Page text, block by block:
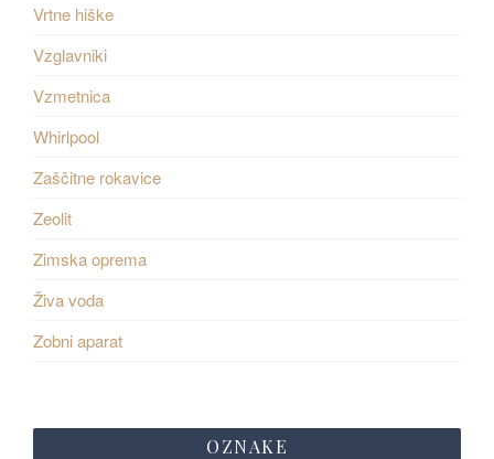
Vrtne hiške
Vzglavniki
Vzmetnica
Whirlpool
Zaščitne rokavice
Zeolit
Zimska oprema
Živa voda
Zobni aparat
OZNAKE